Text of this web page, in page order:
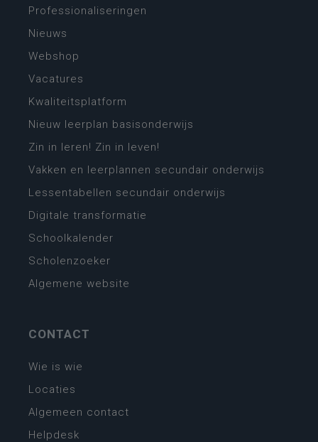
Professionaliseringen
Nieuws
Webshop
Vacatures
Kwaliteitsplatform
Nieuw leerplan basisonderwijs
Zin in leren! Zin in leven!
Vakken en leerplannen secundair onderwijs
Lessentabellen secundair onderwijs
Digitale transformatie
Schoolkalender
Scholenzoeker
Algemene website
CONTACT
Wie is wie
Locaties
Algemeen contact
Helpdesk